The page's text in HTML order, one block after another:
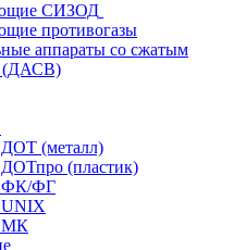
СИЗОД
противогазы
аппараты со сжатым
(ДАСВ)
(металл)
(пластик)
ФК/ФГ
МК